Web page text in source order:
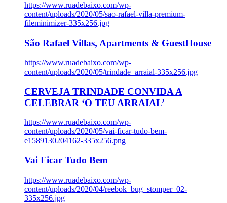
https://www.ruadebaixo.com/wp-
content/uploads/2020/05/sao-rafael-villa-premium-
fileminimizer-335x256.jpg
São Rafael Villas, Apartments & GuestHouse
https://www.ruadebaixo.com/wp-
content/uploads/2020/05/trindade_arraial-335x256.jpg
CERVEJA TRINDADE CONVIDA A
CELEBRAR ‘O TEU ARRAIAL’
https://www.ruadebaixo.com/wp-
content/uploads/2020/05/vai-ficar-tudo-bem-
e1589130204162-335x256.png
Vai Ficar Tudo Bem
https://www.ruadebaixo.com/wp-
content/uploads/2020/04/reebok_bug_stomper_02-
335x256.jpg